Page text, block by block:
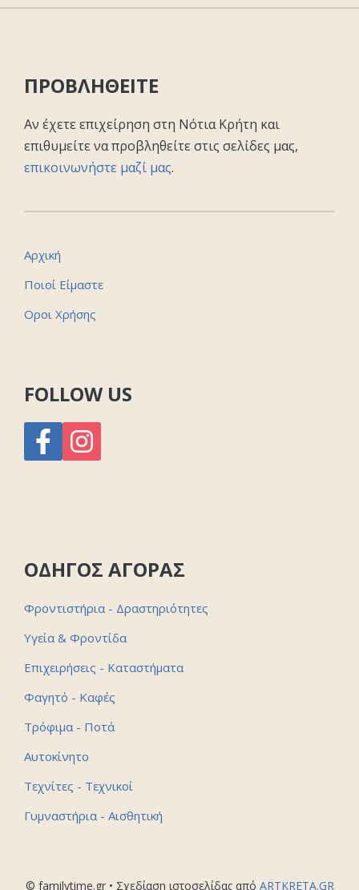
ΠΡΟΒΛΗΘΕΙΤΕ
Αν έχετε επιχείρηση στη Νότια Κρήτη και
επιθυμείτε να προβληθείτε στις σελίδες μας,
επικοινωνήστε μαζί μας.
Αρχική
Ποιοί Είμαστε
Οροι Χρήσης
FOLLOW US
ΟΔΗΓΟΣ ΑΓΟΡΑΣ
Φροντιστήρια - Δραστηριότητες
Υγεία & Φροντίδα
Επιχειρήσεις - Καταστήματα
Φαγητό - Καφές
Τρόφιμα - Ποτά
Αυτοκίνητο
Τεχνίτες - Τεχνικοί
Γυμναστήρια - Αισθητική
© familytime.gr • Σχεδίαση ιστοσελίδας από ARTKRETA.GR